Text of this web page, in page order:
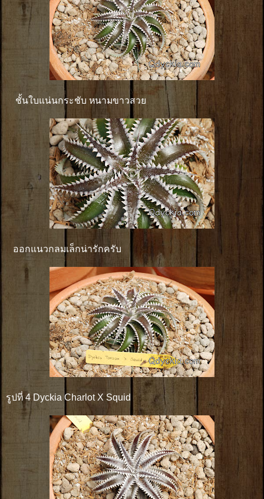
ชั้นใบแน่นกระชับ หนามขาวสวย
ออกแนวกลมเล็กน่ารักครับ
รูปที่ 4 Dyckia Charlot X Squid